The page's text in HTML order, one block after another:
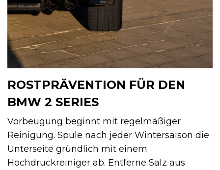
ROSTPRÄVENTION FÜR DEN
BMW 2 SERIES
Vorbeugung beginnt mit regelmäßiger
Reinigung. Spüle nach jeder Wintersaison die
Unterseite gründlich mit einem
Hochdruckreiniger ab. Entferne Salz aus